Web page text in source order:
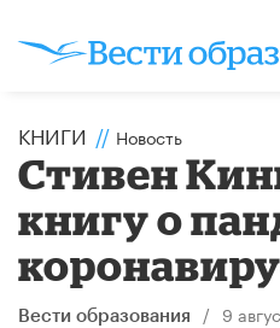
КНИГИ // Новость
Стивен
книгу о
Вести образования / 9